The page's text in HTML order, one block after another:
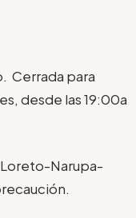
Cerrada para
desde las 19:00a
Narupa-